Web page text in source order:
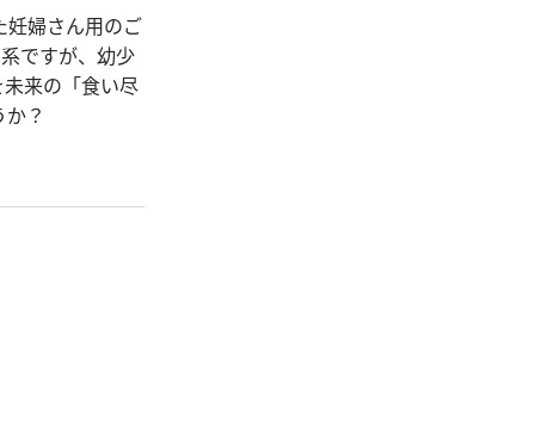
妊婦さん用のご
ですが、幼少
来の「食い尽
？